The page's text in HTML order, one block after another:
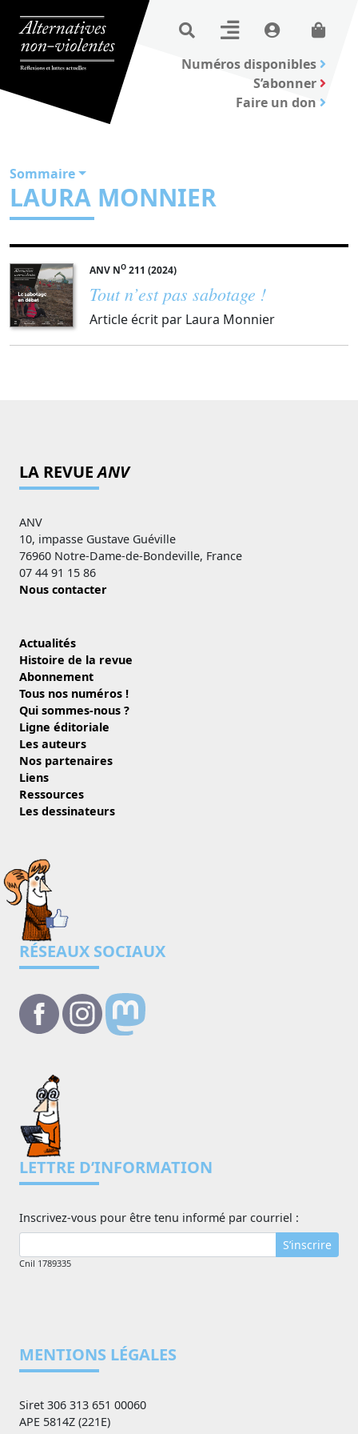
Numéros disponibles
S’abonner
Faire un don
Sommaire
LAURA MONNIER
ANV NO 211 (2024)
Tout n’est pas sabotage !
Article écrit par Laura Monnier
LA REVUEANV
ANV
10, impasse Gustave Guéville
76960 Notre-Dame-de-Bondeville, France
07 44 91 15 86
Nous contacter
Actualités
Histoire de la revue
Abonnement
Tous nos numéros !
Qui sommes-nous ?
Ligne éditoriale
Les auteurs
Nos partenaires
Liens
Ressources
Les dessinateurs
RÉSEAUX SOCIAUX
LETTRE D’INFORMATION
Inscrivez-vous pour être tenu informé par courriel :
S’inscrire
Cnil 1789335
MENTIONS LÉGALES
Siret 306 313 651 00060
APE 5814Z (221E)